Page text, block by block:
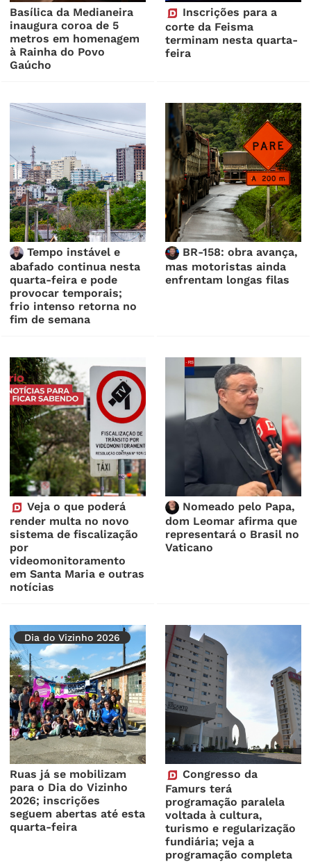
Basílica da Medianeira
inaugura coroa de 5
metros em homenagem
à Rainha do Povo
Gaúcho
Inscrições para a
corte da Feisma
terminam nesta quarta-
feira
Tempo instável e
abafado continua nesta
quarta-feira e pode
provocar temporais;
frio intenso retorna no
fim de semana
BR-158: obra avança,
mas motoristas ainda
enfrentam longas filas
Veja o que poderá
render multa no novo
sistema de fiscalização
por
videomonitoramento
em Santa Maria e outras
notícias
Nomeado pelo Papa,
dom Leomar afirma que
representará o Brasil no
Vaticano
Dia do Vizinho 2026
Ruas já se mobilizam
para o Dia do Vizinho
2026; inscrições
seguem abertas até esta
quarta-feira
Congresso da
Famurs terá
programação paralela
voltada à cultura,
turismo e regularização
fundiária; veja a
programação completa